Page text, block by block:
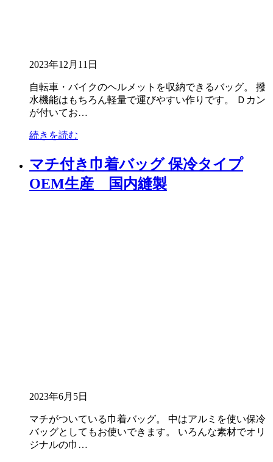
2023年12月11日
自転車・バイクのヘルメットを収納できるバッグ。 撥
水機能はもちろん軽量で運びやすい作りです。 Ｄカン
が付いてお…
続きを読む
マチ付き巾着バッグ 保冷タイプ
OEM生産 国内縫製
2023年6月5日
マチがついている巾着バッグ。 中はアルミを使い保冷
バッグとしてもお使いできます。 いろんな素材でオリ
ジナルの巾…